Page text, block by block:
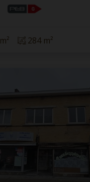
284 m²